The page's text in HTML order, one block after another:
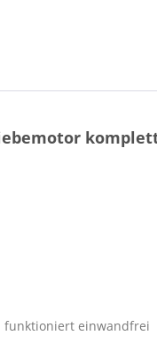
komplett
funktioniert einwandfrei